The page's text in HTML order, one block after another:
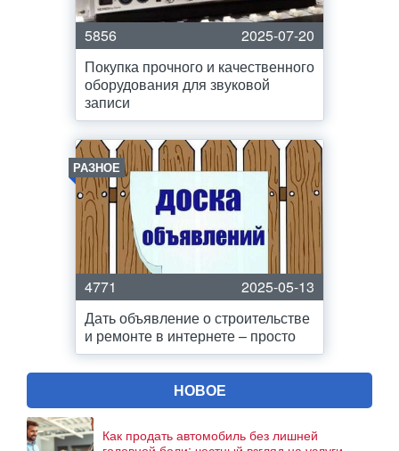
5856
2025-07-20
Покупка прочного и качественного
оборудования для звуковой
записи
РАЗНОЕ
4771
2025-05-13
Дать объявление о строительстве
и ремонте в интернете – просто
НОВОЕ
Как продать автомобиль без лишней